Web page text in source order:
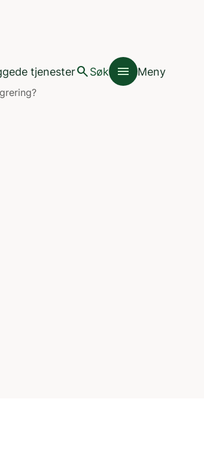
tjenestersearchSøk menu Meny